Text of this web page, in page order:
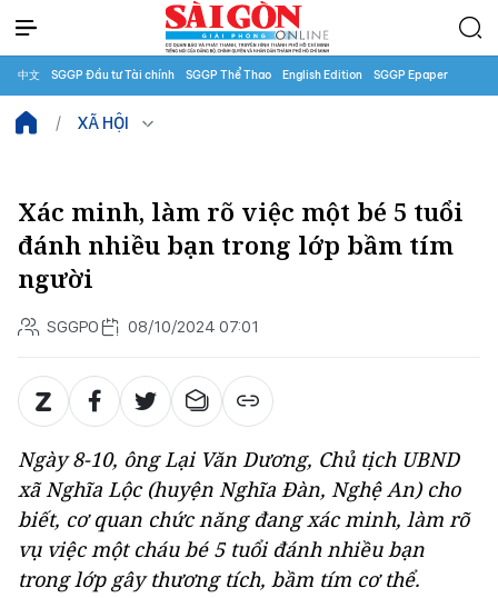
中文 SGGP Đầu tư Tài chính SGGP Thể Thao English Edition SGGP Epaper
XÃ HỘI
Xác minh, làm rõ việc một bé 5 tuổi
đánh nhiều bạn trong lớp bầm tím
người
SGGPO 08/10/2024 07:01
Ngày 8-10, ông Lại Văn Dương, Chủ tịch UBND
xã Nghĩa Lộc (huyện Nghĩa Đàn, Nghệ An) cho
biết, cơ quan chức năng đang xác minh, làm rõ
vụ việc một cháu bé 5 tuổi đánh nhiều bạn
trong lớp gây thương tích, bầm tím cơ thể.